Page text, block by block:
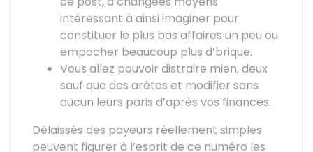
intéressant à ainsi imaginer pour
constituer le plus bas affaires un peu ou
empocher beaucoup plus d’brique.
Vous allez pouvoir distraire mien, deux
sauf que des arêtes et modifier sans
aucun leurs paris d’après vos finances.
Délaissés des payeurs réellement simples
peuvent figurer à l’esprit de ce numéro les